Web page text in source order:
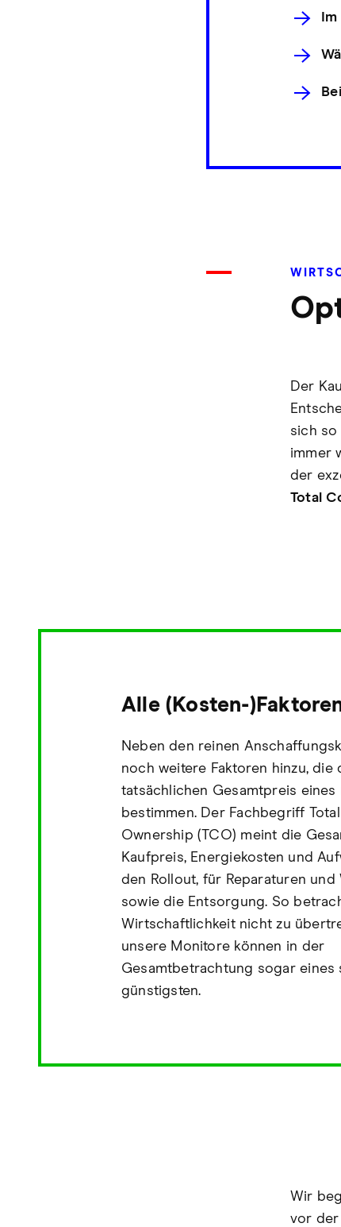
Der
sich so
immer
der
Total
Alle (Kosten-
Neben den reinen
noch weitere Faktoren hinzu, die
tatsächlichen Gesamtpreis eines
bestimmen. Der Fachbegriff
Ownership (TCO) meint die
Kaufpreis, Energiekosten und
den Rollout, für Reparaturen und
sowie die Entsorgung. So
Wirtschaftlichkeit nicht zu
unsere Monitore können in der
Gesamtbetrachtung sogar eines
günstigsten.
Wir
vor der